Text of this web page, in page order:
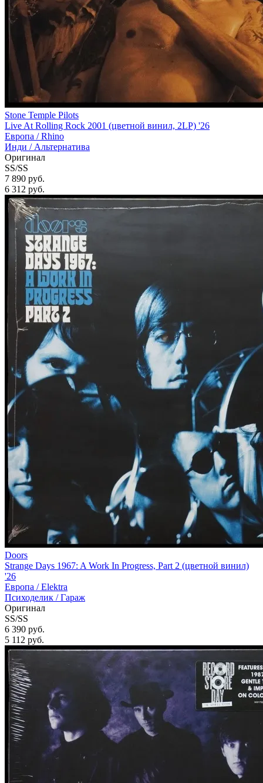
Stone Temple Pilots
Live At Rolling Rock 2001 (цветной винил, 2LP) '26
Европа /Rhino
Инди / Альтернатива
Оригинал
SS/SS
7 890 руб.
6 312 руб.
Doors
Strange Days 1967: A Work In Progress, Part 2 (цветной винил)
'26
Европа /Elektra
Психоделик / Гараж
Оригинал
SS/SS
6 390 руб.
5 112 руб.